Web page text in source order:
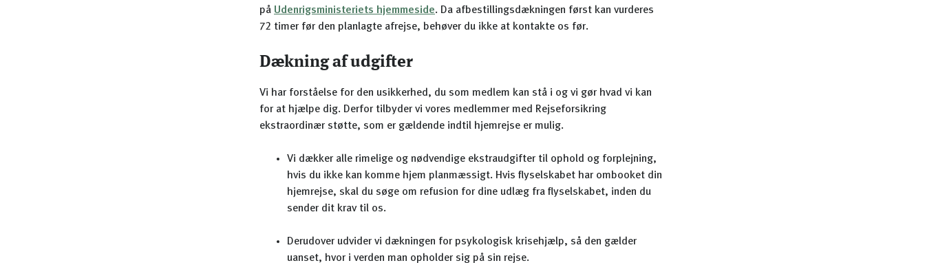
på Udenrigsministeriets hjemmeside. Da afbestillingsdækningen først kan vurderes
72 timer før den planlagte afrejse, behøver du ikke at kontakte os før.
Dækning af udgifter
Vi har forståelse for den usikkerhed, du som medlem kan stå i og vi gør hvad vi kan
for at hjælpe dig. Derfor tilbyder vi vores medlemmer med Rejseforsikring
ekstraordinær støtte, som er gældende indtil hjemrejse er mulig.
Vi dækker alle rimelige og nødvendige ekstraudgifter til ophold og forplejning,
hvis du ikke kan komme hjem planmæssigt. Hvis flyselskabet har ombooket din
hjemrejse, skal du søge om refusion for dine udlæg fra flyselskabet, inden du
sender dit krav til os.
Derudover udvider vi dækningen for psykologisk krisehjælp, så den gælder
uanset, hvor i verden man opholder sig på sin rejse.